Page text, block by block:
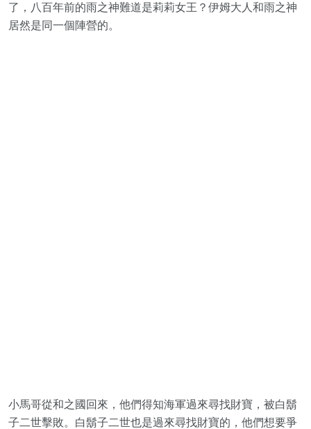
了，八百年前的雨之神難道是莉莉女王？伊姆大人和雨之神
居然是同一個陣營的。
小馬哥從和之國回來，他們得知海軍過來尋找財寶，被白鬍
子二世擊敗。白鬍子二世也是過來尋找財寶的，他們想要爭